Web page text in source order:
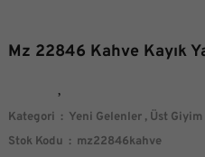
Mz 22846 Kahve Kayık
Kategori Yeni Gelenler , Üst Giyim
Stok Kodu
mz22846kahve